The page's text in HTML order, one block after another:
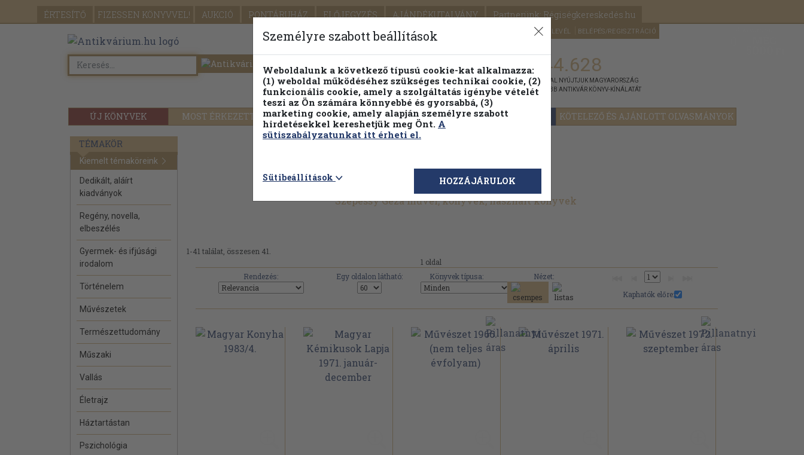
ÉRTESÍTŐ FIZESSEN KÖNYVVEL! AUKCIÓ PONTÁRUHÁZ ELŐJEGYZÉS AJÁNDÉKUTALVÁNY Partnerünk: Régiségkereskedés.hu
SEGÍTSÉG HÍRLEVÉL BELÉPÉS/REGISZTRÁCIÓ
ÚJ KÖNYVEK MOST ÉRKEZETT PILLANATNYI ÁRAINK FENNTARTHATÓ OLVASMÁNYOK KÖTELEZŐ ÉS AJÁNLOTT OLVASMÁNYOK
Részletes kereső Témaköri fa 1.144.628
KIADVÁNNYAL NYÚJTJUK MAGYARORSZÁG
LEGNAGYOBB ANTIKVÁR KÖNYV-KÍNÁLATÁT
TÉMAKÖR
Kiemelt témaköreink
Dedikált, aláírt
kiadványok
Regény, novella,
elbeszélés
Gyermek- és ifjúsági
irodalom
Történelem
Művészetek
Természettudomány
Műszaki
Vallás
Életrajz
Háztartástan
Pszichológia
Szepessy Géza művei, könyvek, használt könyvek
1-41 találat, összesen 41.
1 oldal
Rendezés:
Egy oldalon látható: Könyvek típusa:
Nézet:
Kaphatók előre:
Személyre szabott beállítások
Weboldalunk a következő típusú cookie-kat alkalmazza:
(1) weboldal működéséhez szükséges technikai cookie, (2)
funkcionális cookie, amely a szolgáltatás igénybe vételét
teszi az Ön számára könnyebbé és gyorsabbá, (3)
marketing cookie, amely alapján személyre szabott
hirdetésekkel kereshetjük meg Önt. A
sütiszabályzatunkat itt érheti el.
Sütibeállítások HOZZÁJÁRULOK